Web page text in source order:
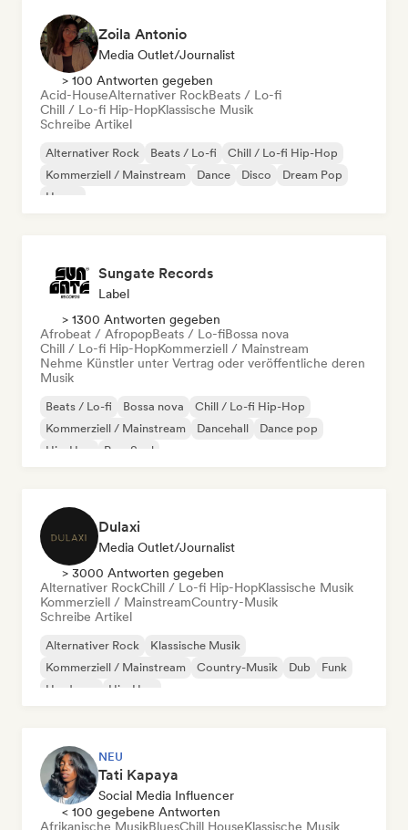
Zoila Antonio
Media Outlet/Journalist
> 100 Antworten gegeben
Acid-HouseAlternativer RockBeats / Lo-fi
Chill / Lo-fi Hip-HopKlassische Musik
Schreibe Artikel
Alternativer Rock Beats / Lo-fi
Chill / Lo-fi Hip-Hop
Kommerziell / Mainstream
Dance Disco
Dream Pop
House
Sungate Records
Label
> 1300 Antworten gegeben
Afrobeat / AfropopBeats / Lo-fiBossa nova
Chill / Lo-fi Hip-HopKommerziell / Mainstream
Nehme Künstler unter Vertrag oder veröffentliche deren
Musik
Beats / Lo-fi Bossa nova
Chill / Lo-fi Hip-Hop
Kommerziell / Mainstream
Dancehall
Dance pop
Hip-Hop
Pop-Soul
Dulaxi
Media Outlet/Journalist
> 3000 Antworten gegeben
Alternativer RockChill / Lo-fi Hip-HopKlassische Musik
Kommerziell / MainstreamCountry-Musik
Schreibe Artikel
Alternativer Rock
Klassische Musik
Kommerziell / Mainstream
Country-Musik Dub
Funk
Hardcore
Hip-Hop
NEU
Tati Kapaya
Social Media Influencer
< 100 gegebene Antworten
Afrikanische MusikBluesChill HouseKlassische Musik